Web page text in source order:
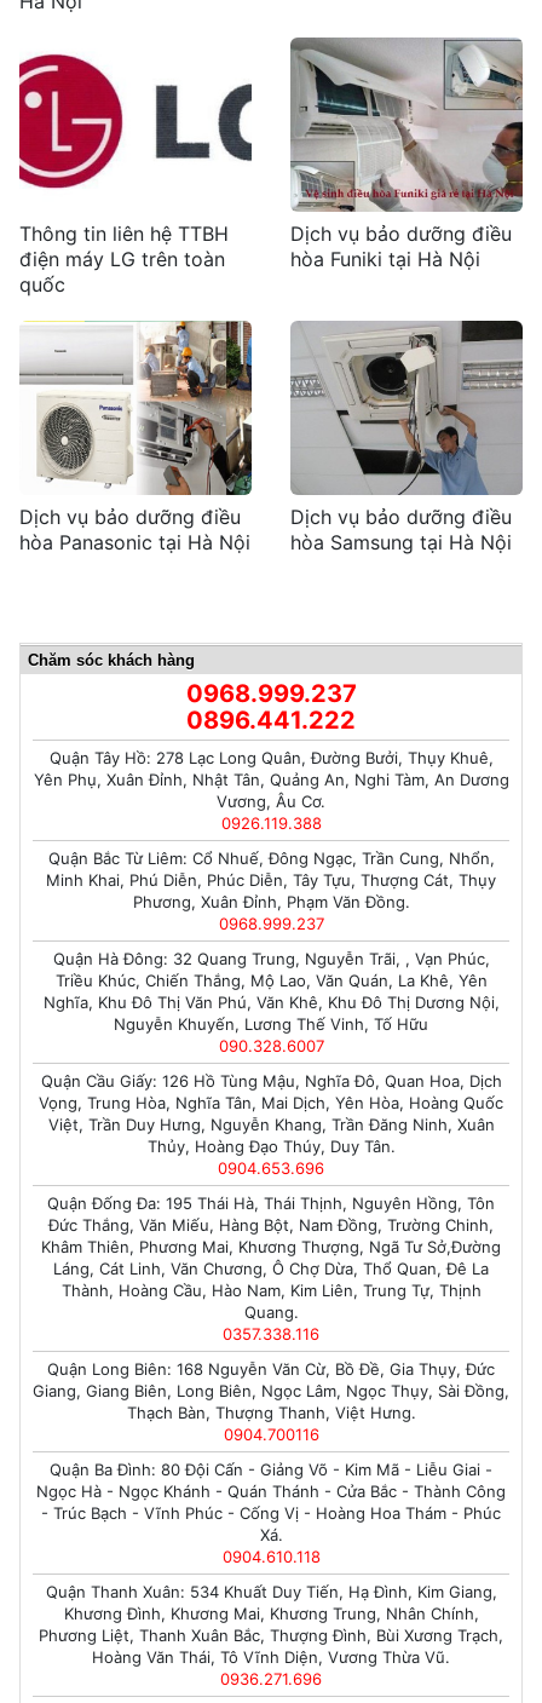
Thông tin liên hệ TTBH
điện máy LG trên toàn
quốc
Dịch vụ bảo dưỡng điều
hòa Funiki tại Hà Nội
Dịch vụ bảo dưỡng điều
hòa Panasonic tại Hà Nội
Dịch vụ bảo dưỡng điều
hòa Samsung tại Hà Nội
Chăm sóc khách hàng
0968.999.237
0896.441.222
Quận Tây Hồ: 278 Lạc Long Quân, Đường Bưởi, Thụy Khuê,
Yên Phụ, Xuân Đỉnh, Nhật Tân, Quảng An, Nghi Tàm, An Dương
Vương, Âu Cơ.
0926.119.388
Quận Bắc Từ Liêm: Cổ Nhuế, Đông Ngạc, Trần Cung, Nhổn,
Minh Khai, Phú Diễn, Phúc Diễn, Tây Tựu, Thượng Cát, Thụy
Phương, Xuân Đỉnh, Phạm Văn Đồng.
0968.999.237
Quận Hà Đông: 32 Quang Trung, Nguyễn Trãi, , Vạn Phúc,
Triều Khúc, Chiến Thắng, Mộ Lao, Văn Quán, La Khê, Yên
Nghĩa, Khu Đô Thị Văn Phú, Văn Khê, Khu Đô Thị Dương Nội,
Nguyễn Khuyến, Lương Thế Vinh, Tố Hữu
090.328.6007
Quận Cầu Giấy: 126 Hồ Tùng Mậu, Nghĩa Đô, Quan Hoa, Dịch
Vọng, Trung Hòa, Nghĩa Tân, Mai Dịch, Yên Hòa, Hoàng Quốc
Việt, Trần Duy Hưng, Nguyễn Khang, Trần Đăng Ninh, Xuân
Thủy, Hoàng Đạo Thúy, Duy Tân.
0904.653.696
Quận Đống Đa: 195 Thái Hà, Thái Thịnh, Nguyên Hồng, Tôn
Đức Thắng, Văn Miếu, Hàng Bột, Nam Đồng, Trường Chinh,
Khâm Thiên, Phương Mai, Khương Thượng, Ngã Tư Sở,Đường
Láng, Cát Linh, Văn Chương, Ô Chợ Dừa, Thổ Quan, Đê La
Thành, Hoàng Cầu, Hào Nam, Kim Liên, Trung Tự, Thịnh
Quang.
0357.338.116
Quận Long Biên: 168 Nguyễn Văn Cừ, Bồ Đề, Gia Thụy, Đức
Giang, Giang Biên, Long Biên, Ngọc Lâm, Ngọc Thụy, Sài Đồng,
Thạch Bàn, Thượng Thanh, Việt Hưng.
0904.700116
Quận Ba Đình: 80 Đội Cấn - Giảng Võ - Kim Mã - Liễu Giai -
Ngọc Hà - Ngọc Khánh - Quán Thánh - Cửa Bắc - Thành Công
- Trúc Bạch - Vĩnh Phúc - Cống Vị - Hoàng Hoa Thám - Phúc
Xá.
0904.610.118
Quận Thanh Xuân: 534 Khuất Duy Tiến, Hạ Đình, Kim Giang,
Khương Đình, Khương Mai, Khương Trung, Nhân Chính,
Phương Liệt, Thanh Xuân Bắc, Thượng Đình, Bùi Xương Trạch,
Hoàng Văn Thái, Tô Vĩnh Diện, Vương Thừa Vũ.
0936.271.696